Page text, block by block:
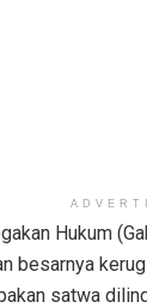
Hukum
besarnya
satwa